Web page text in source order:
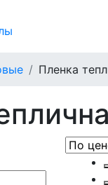
Пленка